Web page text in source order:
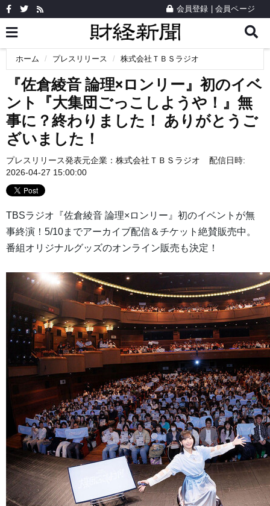
会員登録 会員ページ
ホーム プレスリリース 株式会社ＴＢＳラジオ
『佐倉綾音 論理×ロンリー』初のイベ
ント『大集団ごっこしようや！』無
事に？終わりました！ ありがとうご
ざいました！
プレスリリース発表元企業： 株式会社ＴＢＳラジオ
配信日時:
2026-04-27 15:00:00
TBSラジオ『佐倉綾音 論理×ロンリー』初のイベントが無
事終演！5/10までアーカイブ配信＆チケット絶賛販売中。
番組オリジナルグッズのオンライン販売も決定！